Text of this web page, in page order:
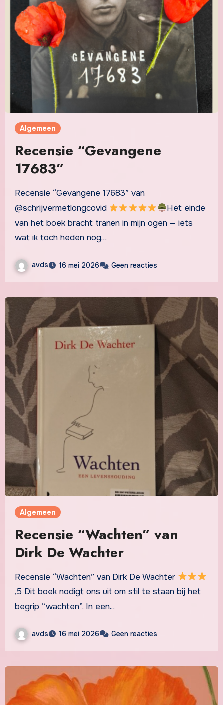
Algemeen
Recensie “Gevangene
17683”
Recensie “Gevangene 17683” van
@schrijvermetlongcovid
Het einde
van het boek bracht tranen in mijn ogen — iets
wat ik toch heden nog…
avds 16 mei 2026 Geen reacties
Algemeen
Recensie “Wachten” van
Dirk De Wachter
Recensie “Wachten” van Dirk De Wachter
,5 Dit boek nodigt ons uit om stil te staan bij het
begrip “wachten”. In een…
avds 16 mei 2026 Geen reacties